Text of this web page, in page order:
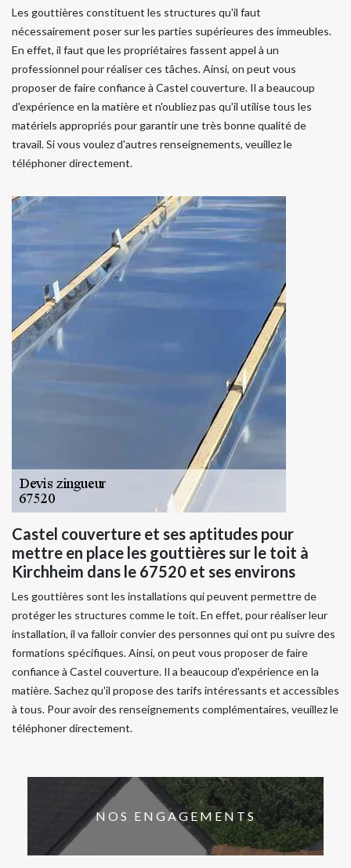
Les gouttières constituent les structures qu'il faut
nécessairement poser sur les parties supérieures des immeubles.
En effet, il faut que les propriétaires fassent appel à un
professionnel pour réaliser ces tâches. Ainsi, on peut vous
proposer de faire confiance à Castel couverture. Il a beaucoup
d'expérience en la matière et n'oubliez pas qu'il utilise tous les
matériels appropriés pour garantir une très bonne qualité de
travail. Si vous voulez d'autres renseignements, veuillez le
téléphoner directement.
Castel couverture et ses aptitudes pour
mettre en place les gouttières sur le toit à
Kirchheim dans le 67520 et ses environs
Les gouttières sont les installations qui peuvent permettre de
protéger les structures comme le toit. En effet, pour réaliser leur
installation, il va falloir convier des personnes qui ont pu suivre des
formations spécifiques. Ainsi, on peut vous proposer de faire
confiance à Castel couverture. Il a beaucoup d'expérience en la
matière. Sachez qu'il propose des tarifs intéressants et accessibles
à tous. Pour avoir des renseignements complémentaires, veuillez le
téléphoner directement.
NOS ENGAGEMENTS